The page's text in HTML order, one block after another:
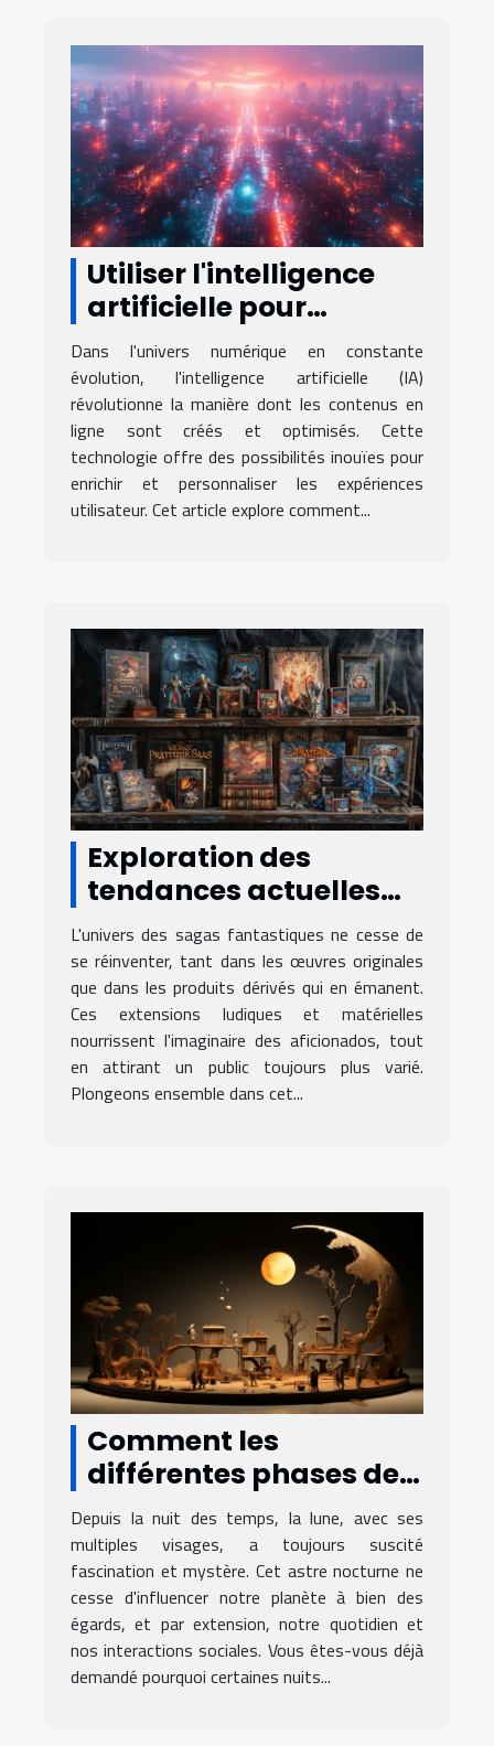
Utiliser l'intelligence
artificielle pour
dynamiser votre
contenu en ligne
Dans l'univers numérique en constante
évolution, l'intelligence artificielle (IA)
révolutionne la manière dont les contenus en
ligne sont créés et optimisés. Cette
technologie offre des possibilités inouïes pour
enrichir et personnaliser les expériences
utilisateur. Cet article explore comment...
Exploration des
tendances actuelles
dans les produits
dérivés de sagas
fantastiques
L'univers des sagas fantastiques ne cesse de
se réinventer, tant dans les œuvres originales
que dans les produits dérivés qui en émanent.
Ces extensions ludiques et matérielles
nourrissent l'imaginaire des aficionados, tout
en attirant un public toujours plus varié.
Plongeons ensemble dans cet...
Comment les
différentes phases de
la lune influencent
notre quotidien et nos
relations
Depuis la nuit des temps, la lune, avec ses
multiples visages, a toujours suscité
fascination et mystère. Cet astre nocturne ne
cesse d'influencer notre planète à bien des
égards, et par extension, notre quotidien et
nos interactions sociales. Vous êtes-vous déjà
demandé pourquoi certaines nuits...